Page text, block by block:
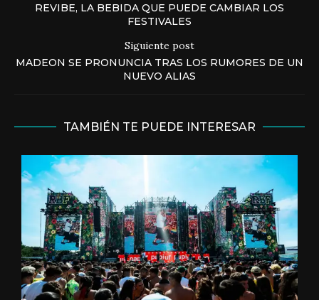
REVIBE, LA BEBIDA QUE PUEDE CAMBIAR LOS
FESTIVALES
Siguiente post
MADEON SE PRONUNCIA TRAS LOS RUMORES DE UN
NUEVO ALIAS
TAMBIÉN TE PUEDE INTERESAR